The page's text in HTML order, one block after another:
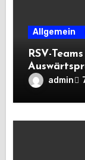
Allgemein
RSV-
admin